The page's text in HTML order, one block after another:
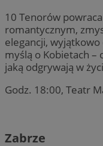
10 Tenorów
romantycznym,
elegancji,
myślą o Kobietach –
jaką odgrywają w
Godz. 18:00, Teatr
Zabrze